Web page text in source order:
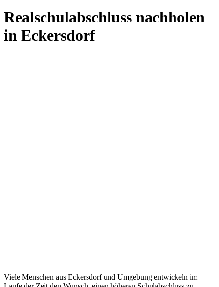
Realschulabschluss nachholen
in Eckersdorf
Viele Menschen aus Eckersdorf und Umgebung entwickeln im